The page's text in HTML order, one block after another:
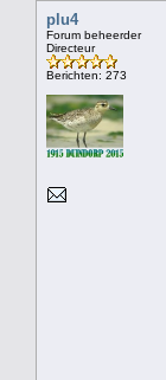
plu4
Forum beheerder
Directeur
Berichten: 273